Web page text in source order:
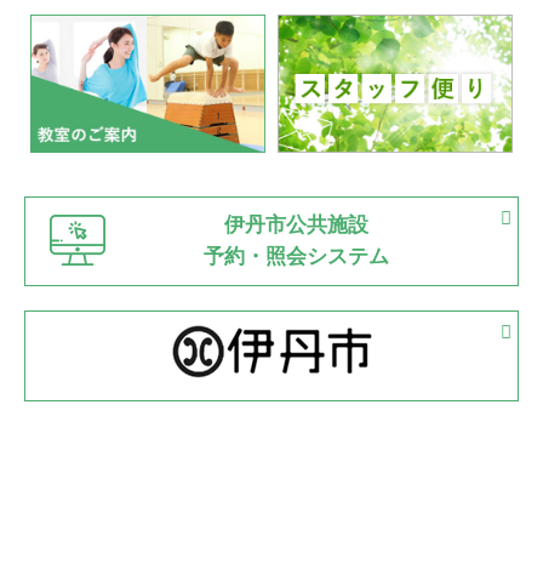
いたっぼーる大会☆彡
緑ケ丘体育館
2022.07.03
市内総合体育大会が開始
緑ケ丘体育館 猪名川運動広場
古池運動広場
2022.06.12
県知事杯争奪バレーボール大会が開催
2022.05.05
体育協会長杯 バドミントン競技の部
2022.05.22
伊丹市公共施設
予約・照会システム